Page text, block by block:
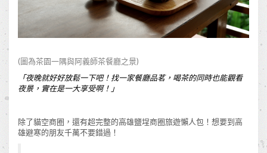
(圖為茶園一隅與阿義師茶餐廳之景)
「夜晚就好好放鬆一下吧！找一家餐廳品茗，喝茶的同時也能觀看
夜景，實在是一大享受啊！ 」
除了貓空商圈，還有超完整的高雄鹽埕商圈旅遊懶人包！想要到高
雄避寒的朋友千萬不要錯過！